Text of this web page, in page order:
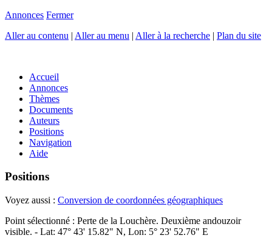
Annonces Fermer
Aller au contenu | Aller au menu | Aller à la recherche | Plan du site
Accueil
Annonces
Thèmes
Documents
Auteurs
Positions
Navigation
Aide
Positions
Voyez aussi : Conversion de coordonnées géographiques
Point sélectionné : Perte de la Louchère. Deuxième andouzoir
visible. - Lat: 47° 43' 15.82" N, Lon: 5° 23' 52.76" E